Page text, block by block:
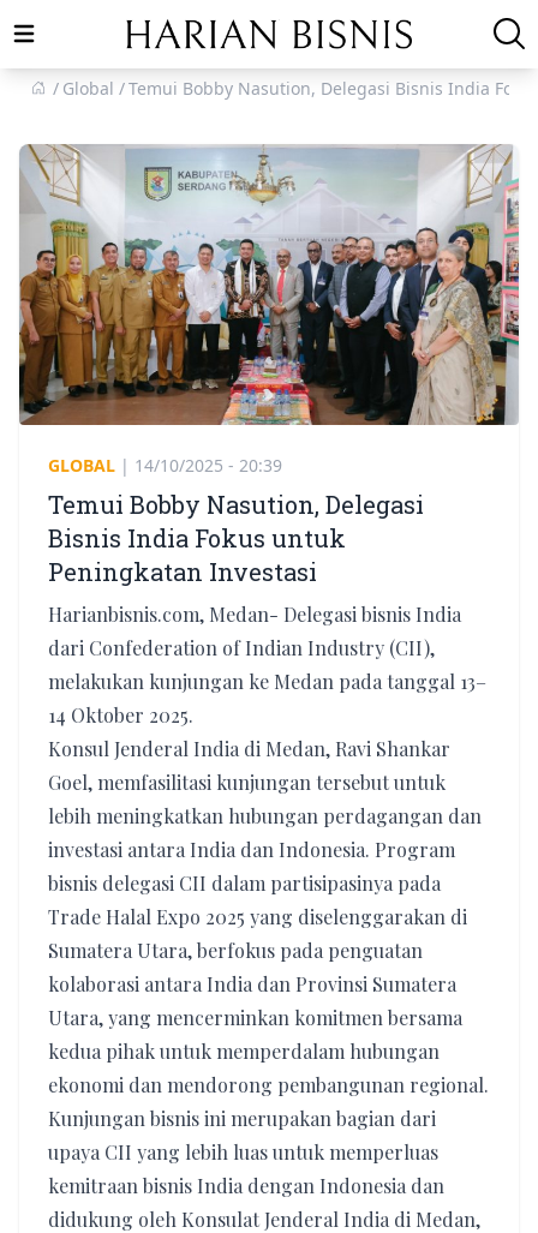
Open main menu
Global
Temui Bobby Nasution, Delegasi Bisnis India
GLOBAL | 14/10/2025 - 20:39
Temui Bobby Nasution, Delegasi
Bisnis India Fokus untuk
Peningkatan Investasi
Harianbisnis.com, Medan- Delegasi bisnis India
dari Confederation of Indian Industry (CII),
melakukan kunjungan ke Medan pada tanggal 13–
14 Oktober 2025.
Konsul Jenderal India di Medan, Ravi Shankar
Goel, memfasilitasi kunjungan tersebut untuk
lebih meningkatkan hubungan perdagangan dan
investasi antara India dan Indonesia. Program
bisnis delegasi CII dalam partisipasinya pada
Trade Halal Expo 2025 yang diselenggarakan di
Sumatera Utara, berfokus pada penguatan
kolaborasi antara India dan Provinsi Sumatera
Utara, yang mencerminkan komitmen bersama
kedua pihak untuk memperdalam hubungan
ekonomi dan mendorong pembangunan regional.
Kunjungan bisnis ini merupakan bagian dari
upaya CII yang lebih luas untuk memperluas
kemitraan bisnis India dengan Indonesia dan
didukung oleh Konsulat Jenderal India di Medan,